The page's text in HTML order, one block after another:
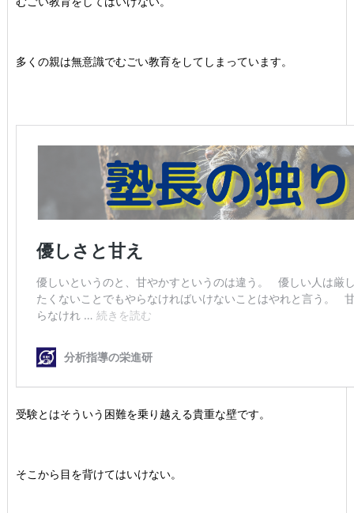
多くの親は無意識でむごい教育をしてしまっています。
受験とはそういう困難を乗り越える貴重な壁です。
そこから目を背けてはいけない。